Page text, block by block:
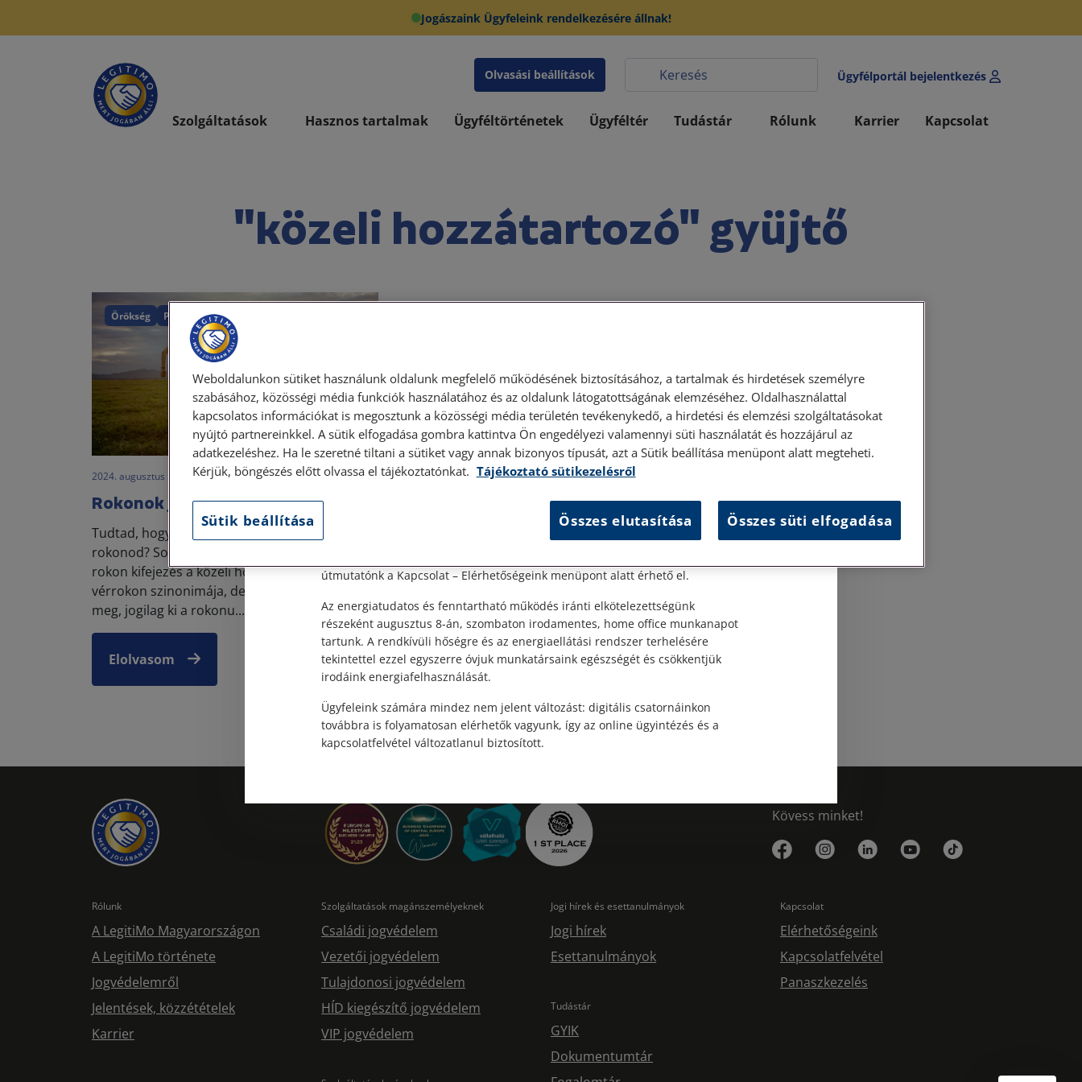
Jogászaink Ügyfeleink rendelkezésére állnak!
Olvasási beállítások Ügyfélportál bejelentkezés
Szolgáltatások Hasznos tartalmak Ügyféltörténetek Ügyféltér Tudástár Rólunk Karrier Kapcsolat
"közeli hozzátartozó" gyüjtő
Örökség Polgári törvénykönyv
2024. augusztus 13. • LegitiMoadmin
Rokonok jogilag
Tudtad, hogy a testvéred nem egyenesági
rokonod? Sokan hiszik, hogy az egyenesági
rokon kifejezés a közeli hozzátartozó, vagy a
vérrokon szinonimája, de nem így van. Nézzük
meg, jogilag ki a rokonu...
Elolvasom
Kövess minket!
Rólunk
A LegitiMo Magyarországon
A LegitiMo története
Jogvédelemről
Jelentések, közzétételek
Karrier
Szolgáltatások magánszemélyeknek
Családi jogvédelem
Vezetői jogvédelem
Tulajdonosi jogvédelem
HÍD kiegészítő jogvédelem
VIP jogvédelem
Jogi hírek és esettanulmányok
Jogi hírek
Esettanulmányok
Tudástár
GYIK
Dokumentumtár
Kapcsolat
Elérhetőségeink
Kapcsolatfelvétel
Panaszkezelés
Személyes ügyfélfogadás
Személyes ügyfélszolgálatunk telefonon történő előzetes időpontegyeztetés
után, szerdai napokon érhető el.
útmutatónk a Kapcsolat – Elérhetőségeink menüpont alatt érhető el.
Az energiatudatos és fenntartható működés iránti elkötelezettségünk
részeként augusztus 8-án, szombaton irodamentes, home office munkanapot
tartunk. A rendkívüli hőségre és az energiaellátási rendszer terhelésére
tekintettel ezzel egyszerre óvjuk munkatársaink egészségét és csökkentjük
irodáink energiafelhasználását.
Ügyfeleink számára mindez nem jelent változást: digitális csatornáinkon
továbbra is folyamatosan elérhetők vagyunk, így az online ügyintézés és a
kapcsolatfelvétel változatlanul biztosított.
Weboldalunkon sütiket használunk oldalunk megfelelő működésének biztosításához, a tartalmak és hirdetések személyre
szabásához, közösségi média funkciók használatához és az oldalunk látogatottságának elemzéséhez. Oldalhasználattal
kapcsolatos információkat is megosztunk a közösségi média területén tevékenykedő, a hirdetési és elemzési szolgáltatásokat
nyújtó partnereinkkel. A sütik elfogadása gombra kattintva Ön engedélyezi valamennyi süti használatát és hozzájárul az
adatkezeléshez. Ha le szeretné tiltani a sütiket vagy annak bizonyos típusát, azt a Sütik beállítása menüpont alatt megteheti.
Kérjük, böngészés előtt olvassa el tájékoztatónkat. Tájékoztató sütikezelésről
Sütik beállítása Összes elutasítása Összes süti elfogadása